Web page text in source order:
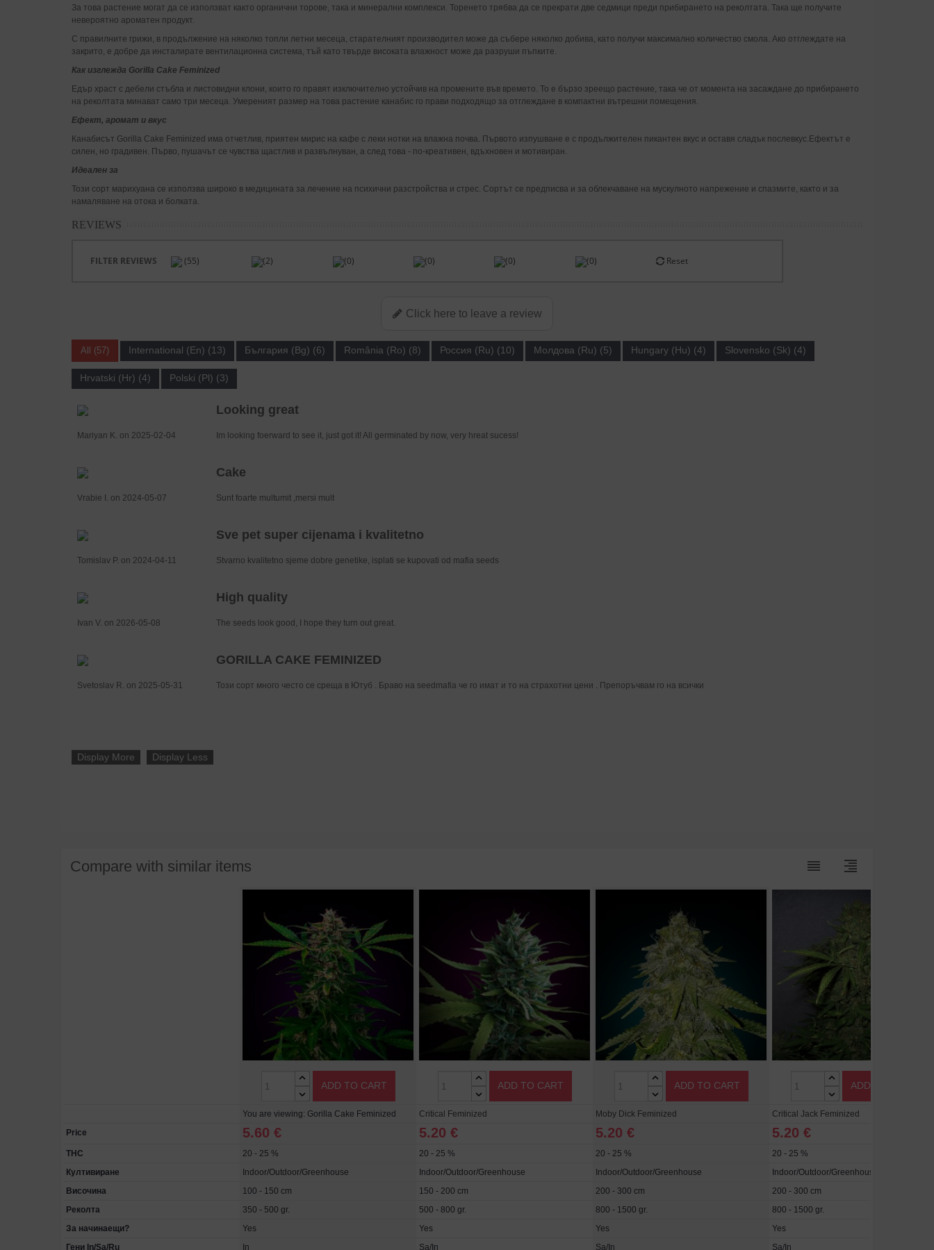
За това растение могат да се използват както органични торове, така и минерални комплекси. Торенето трябва да се прекрати две седмици преди прибирането на реколтата. Така ще получите
невероятно ароматен продукт.
С правилните грижи, в продължение на няколко топли летни месеца, старателният производител може да събере няколко добива, като получи максимално количество смола. Ако отглеждате на
закрито, е добре да инсталирате вентилационна система, тъй като твърде високата влажност може да разруши пъпките.
Как изглежда Gorilla Cake Feminized
Едър храст с дебели стъбла и листовидни клони, които го правят изключително устойчив на промените във времето. То е бързо зреещо растение, така че от момента на засаждане до прибирането
на реколтата минават само три месеца. Умереният размер на това растение канабис го прави подходящо за отглеждане в компактни вътрешни помещения.
Ефект, аромат и вкус
Канабисът Gorilla Cake Feminized има отчетлив, приятен мирис на кафе с леки нотки на влажна почва. Първото изпушване е с продължителен пикантен вкус и оставя сладък послевкус.Ефектът е
силен, но градивен. Първо, пушачът се чувства щастлив и развълнуван, а след това - по-креативен, вдъхновен и мотивиран.
Идеален за
Този сорт марихуана се използва широко в медицината за лечение на психични разстройства и стрес. Сортът се предписва и за облекчаване на мускулното напрежение и спазмите, както и за
намаляване на отока и болката.
REVIEWS
FILTER REVIEWS (55) (2) (0) (0) (0) (0) Reset
Click here to leave a review
All (57) International (En) (13) България (Bg) (6) România (Ro) (8) Россия (Ru) (10) Молдова (Ru) (5) Hungary (Hu) (4) Slovensko (Sk) (4)
Hrvatski (Hr) (4) Polski (Pl) (3)
Looking great
Mariyan K. on 2025-02-04 Im looking foerward to see it, just got it! All germinated by now, very hreat sucess!
Cake
Vrabie I. on 2024-05-07 Sunt foarte multumit ,mersi mult
Sve pet super cijenama i kvalitetno
Tomislav P. on 2024-04-11 Stvarno kvalitetno sjeme dobre genetike, isplati se kupovati od mafia seeds
High quality
Ivan V. on 2026-05-08 The seeds look good, I hope they turn out great.
GORILLA CAKE FEMINIZED
Svetoslav R. on 2025-05-31 Този сорт много често се среща в Ютуб . Браво на seedmafia че го имат и то на страхотни цени . Препоръчвам го на всички
Display More Display Less
Compare with similar items reorder format_align_right
ADD TO CART ADD TO CART ADD TO CART ADD TO CART
You are viewing: Gorilla Cake Feminized Critical Feminized Moby Dick Feminized
Critical Jack Feminized
Price
5.60 € 5.20 € 5.20 € 5.20 €
THC 20 - 25 % 20 - 25 % 20 - 25 %
20 - 25 %
Култивиране
Indoor/Outdoor/Greenhouse Indoor/Outdoor/Greenhouse Indoor/Outdoor/Greenhouse
Indoor/Outdoor/Greenhouse
Височина
100 - 150 cm 150 - 200 cm 200 - 300 cm
200 - 300 cm
Реколта
350 - 500 gr. 500 - 800 gr. 800 - 1500 gr.
800 - 1500 gr.
За начинаещи?
Yes Yes Yes
Yes
Гени In/Sa/Ru
In Sa/In Sa/In Sa/In